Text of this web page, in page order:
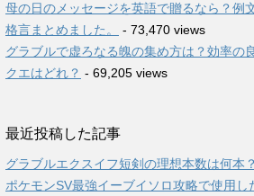
母の日のメッセージを英語で贈るなら？例
格言まとめました。
- 73,470 views
グラブルで虚ろなる魄の集め方は？効率の
クエはどれ？ - 69,205 views
最近投稿した記事
グラブルエクスイフ短剣の理想本数は何本？
ポケモンSV最強イーブイソロ攻略で使用し